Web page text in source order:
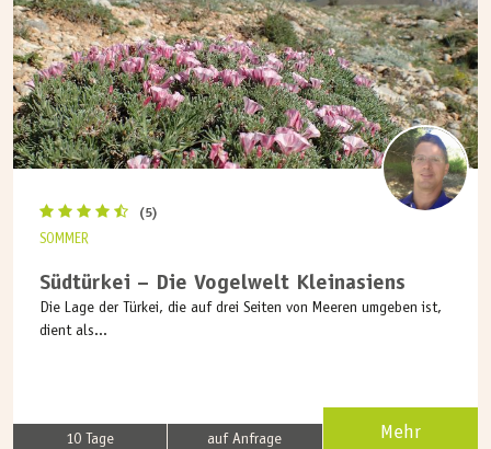
(5)
SOMMER
Südtürkei – Die Vogelwelt Kleinasiens
Die Lage der Türkei, die auf drei Seiten von Meeren umgeben ist,
dient als...
10 Tage auf Anfrage Mehr